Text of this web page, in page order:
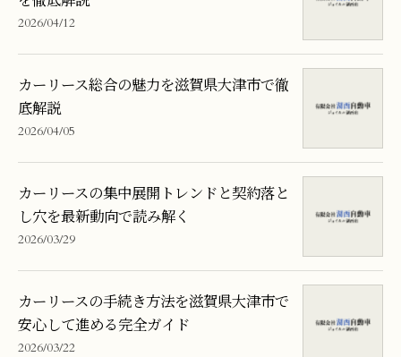
2026/04/12
カーリース総合の魅力を滋賀県大津市で徹
底解説
2026/04/05
カーリースの集中展開トレンドと契約落と
し穴を最新動向で読み解く
2026/03/29
カーリースの手続き方法を滋賀県大津市で
安心して進める完全ガイド
2026/03/22